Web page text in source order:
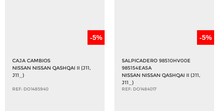
-5%
CAJA CAMBIOS
NISSAN NISSAN QASHQAI II (J11,
J11_)
REF: DO1485940
-5%
SALPICADERO 98510HV00E
985154EA5A
NISSAN NISSAN QASHQAI II (J11,
J11_)
REF: DO1484017